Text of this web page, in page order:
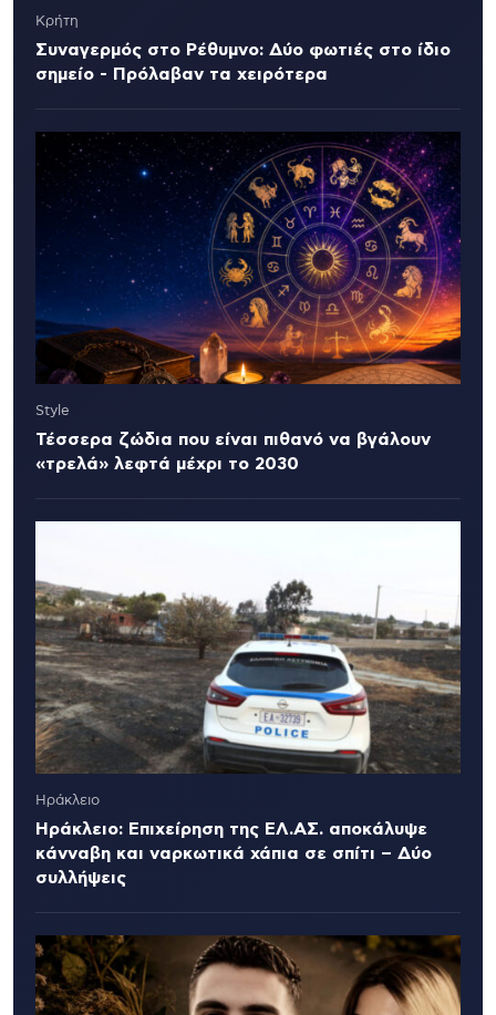
Κρήτη
Συναγερμός στο Ρέθυμνο: Δύο φωτιές στο ίδιο
σημείο - Πρόλαβαν τα χειρότερα
Style
Τέσσερα ζώδια που είναι πιθανό να βγάλουν
«τρελά» λεφτά μέχρι το 2030
Ηράκλειο
Ηράκλειο: Επιχείρηση της ΕΛ.ΑΣ. αποκάλυψε
κάνναβη και ναρκωτικά χάπια σε σπίτι – Δύο
συλλήψεις